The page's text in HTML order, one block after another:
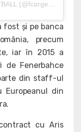
A post shared by FC ARGEȘ BASKETBALL (@fcargesbasketball)
fost și pe banca
precum
iar în 2015 a
de Fenerbahce
din staff-ul
din
cu Aris